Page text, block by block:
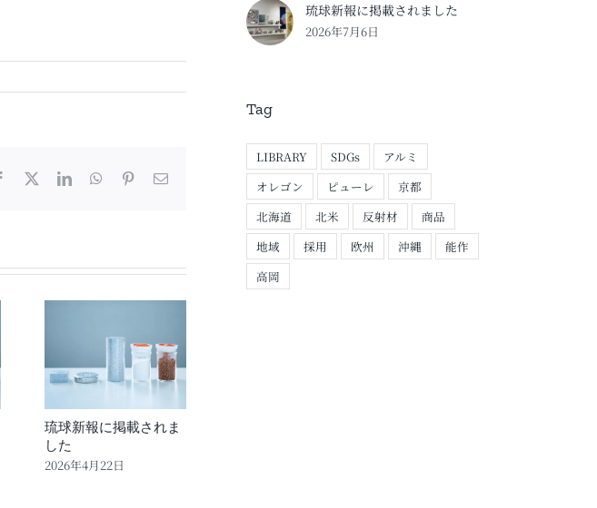
Facebook LinkedInWhatsApp
Pinterest
電
琉球新報に掲載されま
した
2026年4月22日
琉球新報に掲載されました
2026年7月6日
Tag
LIBRARY SDGs
アルミ
オレゴン
ピューレ
京都
北海道
北米 反射材
商品
地域
採用 欧州 沖縄
能作
高岡